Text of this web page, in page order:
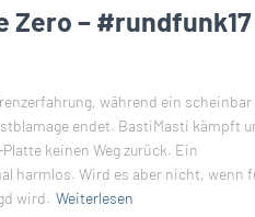
Zero – #rundfunk17
während ein scheinbar
endet. BastiMasti kämpft
keinen Weg zurück. Ein
harmlos. Wird es aber nicht, wenn
wird. Weiterlesen